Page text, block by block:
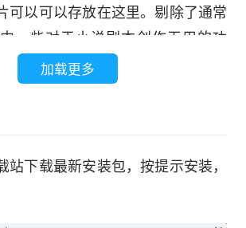
可以可以存放在这里。剔除了通常
一些对于小说剧本创作无用的功
的辅助功能，让小说剧本写作变个
方便快捷。
性能稳定、功能丰富，让用户
加载更多
下载最新安装包，按提示安装，